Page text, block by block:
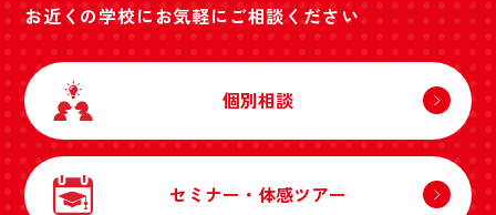
お近くの学校にお気軽にご相談ください
個別相談
セミナー・体感ツアー